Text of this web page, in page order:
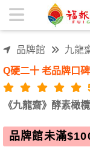
《九龍齋》酵素橄
品牌館 九龍
Q硬二十 老品牌口碑
《九龍齋》酵素橄
品牌館未滿